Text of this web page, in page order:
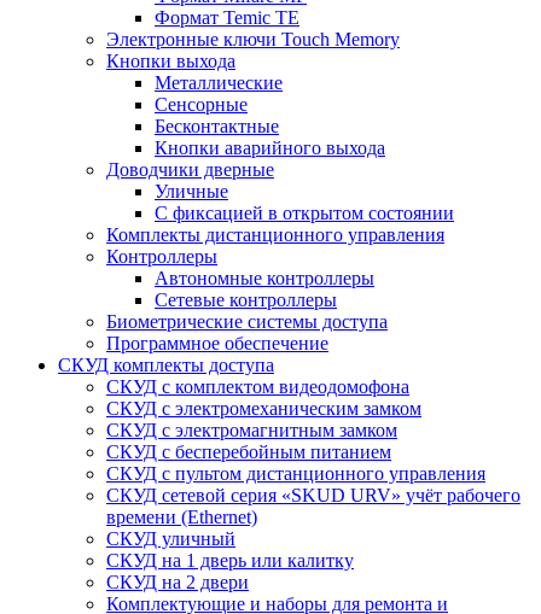
Формат Temic TE
Электронные ключи Touch Memory
Кнопки выхода
Металлические
Сенсорные
Бесконтактные
Кнопки аварийного выхода
Доводчики дверные
Уличные
С фиксацией в открытом состоянии
Комплекты дистанционного управления
Контроллеры
Автономные контроллеры
Сетевые контроллеры
Биометрические системы доступа
Программное обеспечение
СКУД комплекты доступа
СКУД с комплектом видеодомофона
СКУД с электромеханическим замком
СКУД с электромагнитным замком
СКУД с бесперебойным питанием
СКУД с пультом дистанционного управления
СКУД сетевой серия «SKUD URV» учёт рабочего
времени (Ethernet)
СКУД уличный
СКУД на 1 дверь или калитку
СКУД на 2 двери
Комплектующие и наборы для ремонта и